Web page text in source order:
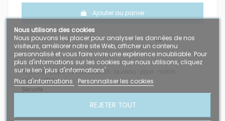
Ajouter au panier
à poser objet de décoration
porte-lettres
Sécurité
Nous utilisons des cookies
Nous pouvons les placer pour analyser les données de nos
visiteurs, améliorer notre site Web, afficher un contenu
personnalisé et vous faire vivre une expérience inoubliable. Pour
plus d'informations sur les cookies que nous utilisons, cliquez
sur le lien 'plus d'informations'.
Plus d'informations
Personnaliser les cookies
REJETER TOUT